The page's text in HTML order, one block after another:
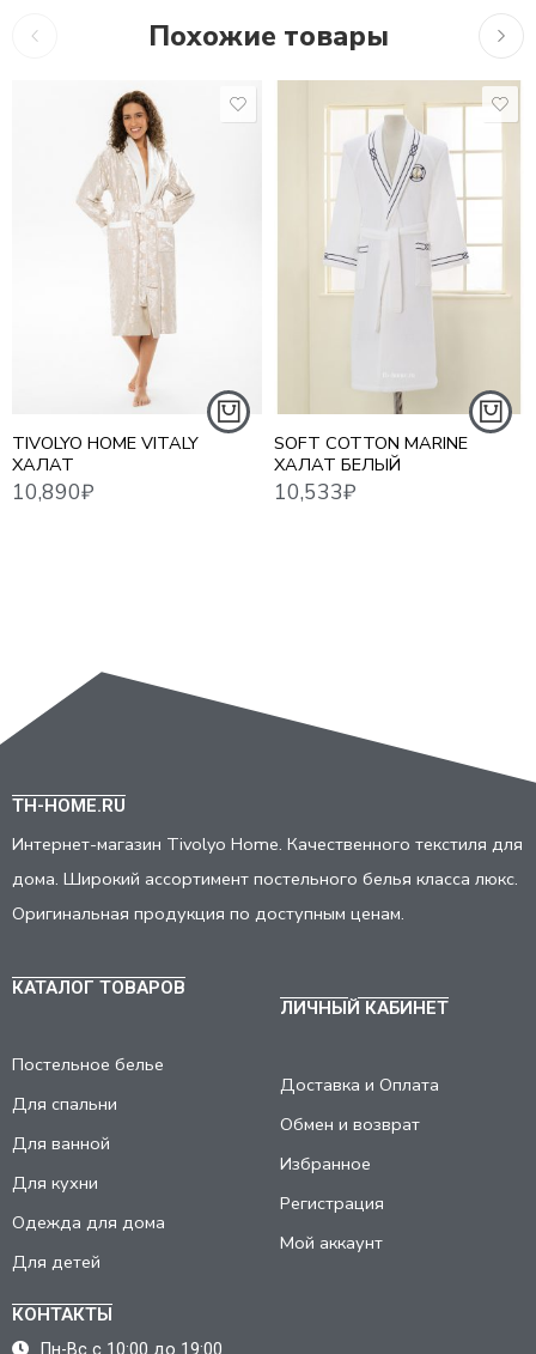
Похожие товары
TIVOLYO HOME VITALY
ХАЛАТ
SOFT COTTON MARINE
ХАЛАТ БЕЛЫЙ
S
M
TH-HOME.RU
Интернет-магазин Tivolyo Home. Качественного текстиля для
дома. Широкий ассортимент постельного белья класса люкс.
Оригинальная продукция по доступным ценам.
КАТАЛОГ ТОВАРОВ
Постельное белье
Для спальни
Для ванной
Для кухни
Одежда для дома
Для детей
ЛИЧНЫЙ КАБИНЕТ
Доставка и Оплата
Обмен и возврат
Избранное
Регистрация
Мой аккаунт
КОНТАКТЫ